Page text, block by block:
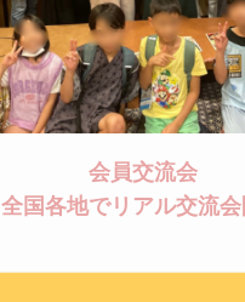
会員交流会
全国各地でリアル交流